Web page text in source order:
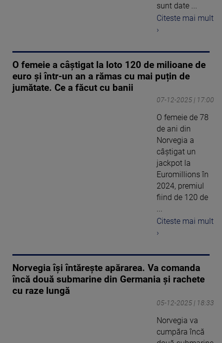
sunt date ...
Citeste mai mult
›
O femeie a câștigat la loto 120 de milioane de
euro și într-un an a rămas cu mai puțin de
jumătate. Ce a făcut cu banii
07-12-2025 | 17:00
O femeie de 78
de ani din
Norvegia a
câștigat un
jackpot la
Euromillions în
2024, premiul
fiind de 120 de
...
Citeste mai mult
›
Norvegia își întărește apărarea. Va comanda
încă două submarine din Germania şi rachete
cu raze lungă
05-12-2025 | 18:33
Norvegia va
cumpăra încă